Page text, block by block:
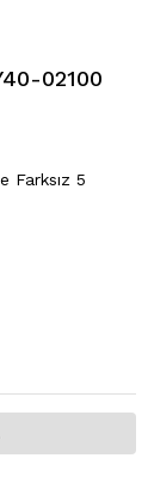
02100
Farksız 5